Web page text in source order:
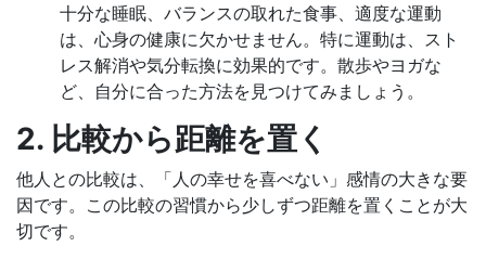
十分な睡眠、バランスの取れた食事、適度な運動
は、心身の健康に欠かせません。特に運動は、スト
レス解消や気分転換に効果的です。散歩やヨガな
ど、自分に合った方法を見つけてみましょう。
2. 比較から距離を置く
他人との比較は、「人の幸せを喜べない」感情の大きな要
因です。この比較の習慣から少しずつ距離を置くことが大
切です。